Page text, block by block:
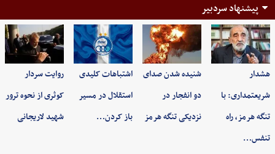
پیشنهاد سردبیر
هشدار
شریعتمداری: با
تنگه هرمز، راه
تنفس…
شنیده شدن صدای
دو انفجار در
نزدیکی تنگه هرمز
اشتباهات کلیدی
استقلال در مسیر
باز کردن…
روایت سردار
کوثری از نحوه ترور
شهید لاریجانی